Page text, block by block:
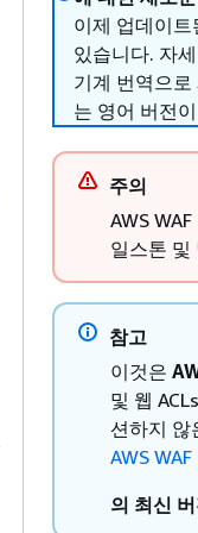
이제 업데이트
있습니다. 자
기계 번역으
는 영어 버전
주의
AWS
일스톤 및
참고
이것은
및 웹
션하지 않
AWS
의 최신